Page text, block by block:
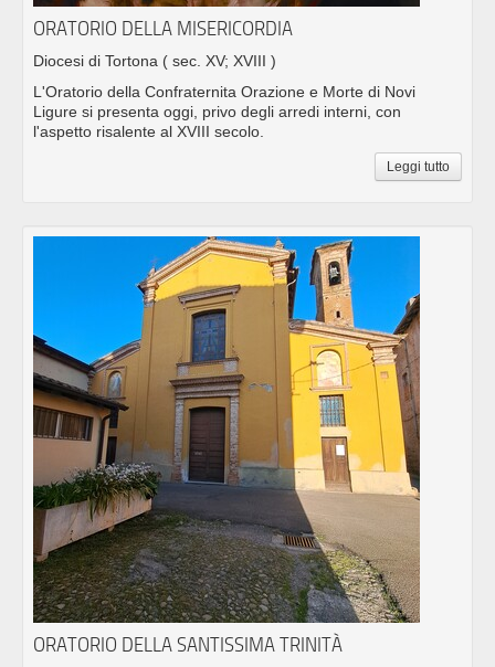
ORATORIO DELLA MISERICORDIA
Diocesi di Tortona ( sec. XV; XVIII )
L'Oratorio della Confraternita Orazione e Morte di Novi
Ligure si presenta oggi, privo degli arredi interni, con
l'aspetto risalente al XVIII secolo.
Leggi tutto
ORATORIO DELLA SANTISSIMA TRINITÀ